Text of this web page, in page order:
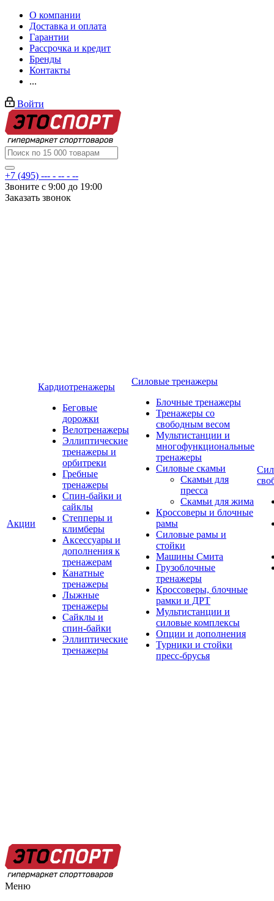
О компании
Доставка и оплата
Гарантии
Рассрочка и кредит
Бренды
Контакты
...
Войти
+7 (495) --- - -- - --
Звоните с 9:00 до 19:00
Заказать звонок
Акции
Кардиотренажеры
Беговые
дорожки
Велотренажеры
Эллиптические
тренажеры и
орбитреки
Гребные
тренажеры
Спин-байки и
сайклы
Степперы и
климберы
Аксессуары и
дополнения к
тренажерам
Канатные
тренажеры
Лыжные
тренажеры
Сайклы и
спин-байки
Эллиптические
тренажеры
Силовые тренажеры
Блочные тренажеры
Тренажеры со
свободным весом
Мультистанции и
многофункциональные
тренажеры
Силовые скамьи
Скамьи для
пресса
Скамьи для жима
Кроссоверы и блочные
рамы
Силовые рамы и
стойки
Машины Смита
Грузоблочные
тренажеры
Кроссоверы, блочные
рамки и ДРТ
Мультистанции и
силовые комплексы
Опции и дополнения
Турники и стойки
пресс-брусья
Меню